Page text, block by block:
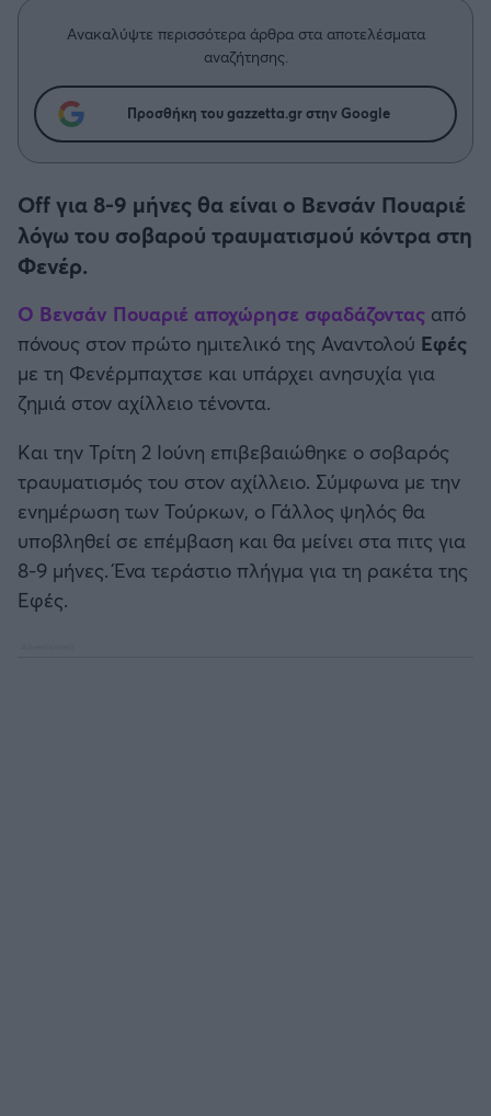
Άρης
Λεβαδειακός
Βόλος
Κηφισιά
Αστέρας Τρίπολης
Παναιτωλικός
Καλαμάτα
Ηρακλής
Μεγάλη μου Αγάπη
Ανακαλύψτε περισσότερα άρθρα στα αποτελέσματα
αναζήτησης.
Προσθήκη του gazzetta.gr στην Google
Off για 8-9 μήνες θα είναι ο Βενσάν Πουαριέ
λόγω του σοβαρού τραυματισμού κόντρα στη
Φενέρ.
Ο Βενσάν Πουαριέ αποχώρησε σφαδάζοντας από
πόνους στον πρώτο ημιτελικό της Αναντολού Εφές
με τη Φενέρμπαχτσε και υπάρχει ανησυχία για
ζημιά στον αχίλλειο τένοντα.
Kαι την Τρίτη 2 Ιούνη επιβεβαιώθηκε ο σοβαρός
τραυματισμός του στον αχίλλειο. Σύμφωνα με την
ενημέρωση των Τούρκων, ο Γάλλος ψηλός θα
υποβληθεί σε επέμβαση και θα μείνει στα πιτς για
8-9 μήνες. Ένα τεράστιο πλήγμα για τη ρακέτα της
Εφές.